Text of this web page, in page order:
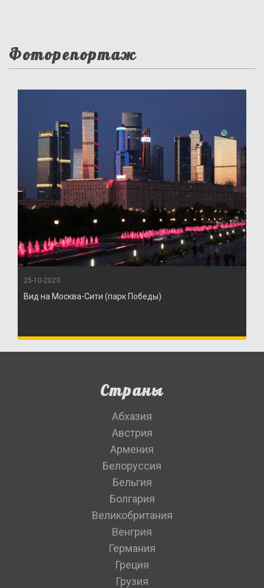
Фоторепортаж
25-10-2023
Вид на Москва-Сити (парк Победы)
Страны
Абхазия
Австрия
Армения
Белоруссия
Бельгия
Болгария
Великобритания
Венгрия
Германия
Греция
Грузия